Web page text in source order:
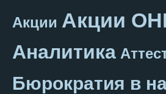
Акции Акции
Аналитика
Бюрократия в